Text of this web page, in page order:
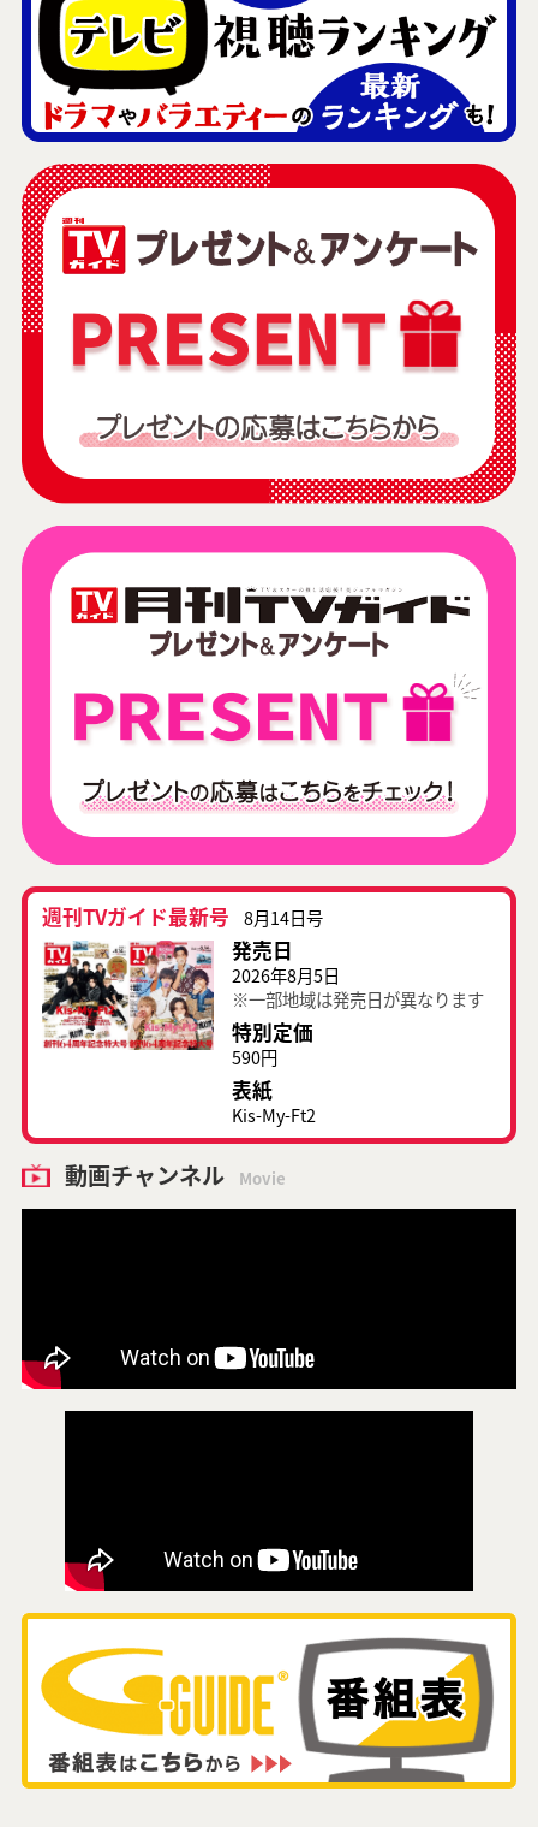
週刊TVガイド最新号 8月14日号
発売日
2026年8月5日
※一部地域は発売日が異なります
特別定価
590円
表紙
Kis-My-Ft2
動画チャンネル Movie